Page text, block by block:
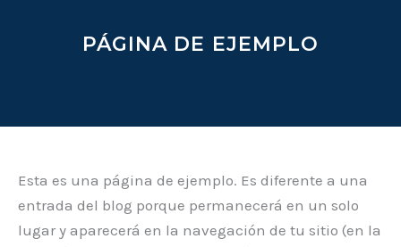
PÁGINA DE EJEMPLO
Esta es una página de ejemplo. Es diferente a una
entrada del blog porque permanecerá en un solo
lugar y aparecerá en la navegación de tu sitio (en la